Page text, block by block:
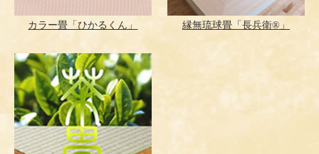
カラー畳「ひかるくん」 縁無琉球畳「長兵衛®」